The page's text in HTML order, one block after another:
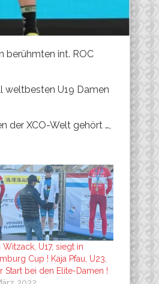
berühmten int. ROC
weltbesten U19 Damen
der XCO-Welt gehört …,
Witzack, U17, siegt in
Cup ! Kaja Pfau, U23,
Start bei den Elite-Damen !